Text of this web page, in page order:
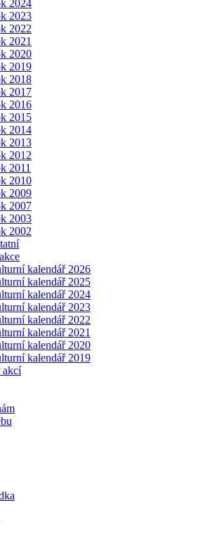
2024
2023
2022
2021
2020
2019
2018
2017
2016
2015
2014
2013
2012
2011
2010
2009
2007
2003
2002
kalendář 2026
kalendář 2025
kalendář 2024
kalendář 2023
kalendář 2022
kalendář 2021
kalendář 2020
kalendář 2019
akcí